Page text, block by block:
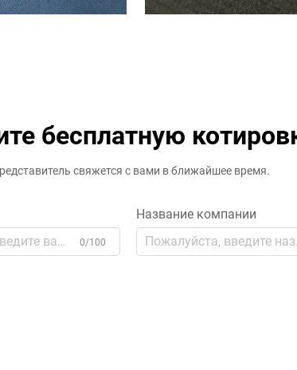
бесплатную
свяжется с вами в ближайшее время.
0/100
Название компании